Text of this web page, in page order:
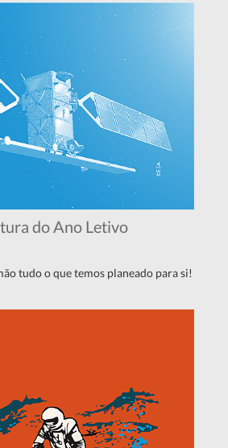
do Ano Letivo
tudo o que temos planeado para si!